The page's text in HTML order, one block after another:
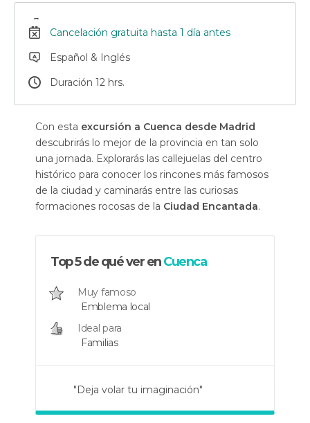
Cancelación gratuita hasta 1 día antes
Español & Inglés
Duración 12 hrs.
Con esta excursión a Cuenca desde Madrid
descubrirás lo mejor de la provincia en tan solo
una jornada. Explorarás las callejuelas del centro
histórico para conocer los rincones más famosos
de la ciudad y caminarás entre las curiosas
formaciones rocosas de la Ciudad Encantada.
Top 5 de qué ver enCuenca
Muy famoso
Emblema local
Ideal para
Familias
"Deja volar tu imaginación"
"Un paseo inolvidable"
"¡Increíble!"